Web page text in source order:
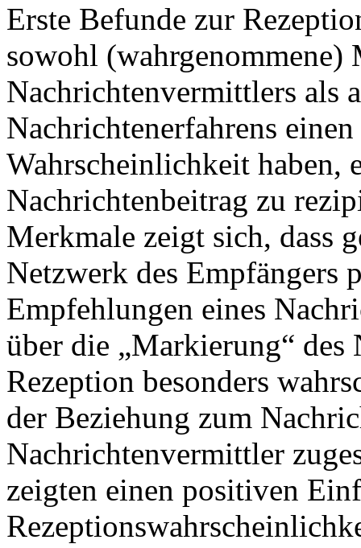
Erste Befunde zur
sowohl (wahrgenommene)
Nachrichtenvermittlers als
Nachrichtenerfahrens
Wahrscheinlichkeit haben,
Nachrichtenbeitrag zu
Merkmale zeigt sich, dass
Netzwerk des Empfängers
Empfehlungen eines
über die „Markierung“ des
Rezeption besonders
der Beziehung zum
Nachrichtenvermittler
zeigten einen positiven